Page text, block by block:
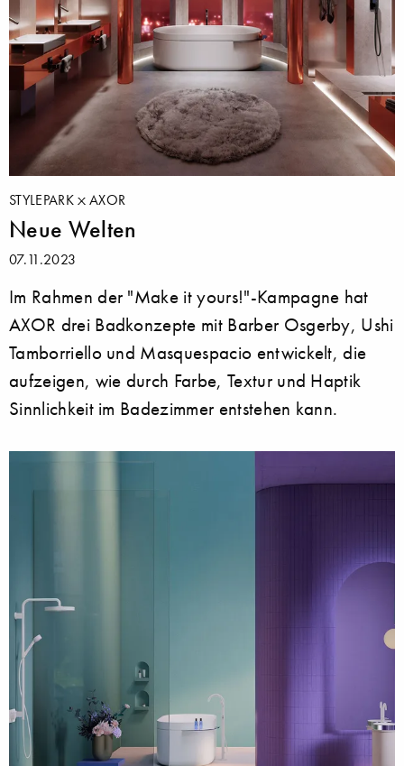
STYLEPARK AXOR
Neue Welten
07.11.2023
Im Rahmen der "Make it yours!"-Kampagne hat
AXOR drei Badkonzepte mit Barber Osgerby, Ushi
Tamborriello und Masquespacio entwickelt, die
aufzeigen, wie durch Farbe, Textur und Haptik
Sinnlichkeit im Badezimmer entstehen kann.